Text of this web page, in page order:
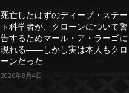
死亡したはずのディープ・ステー
ト科学者が、クローンについて警
告するためマール・ア・ラーゴに
現れる――しかし実は本人もクロ
ーンだった
2026年8月4日